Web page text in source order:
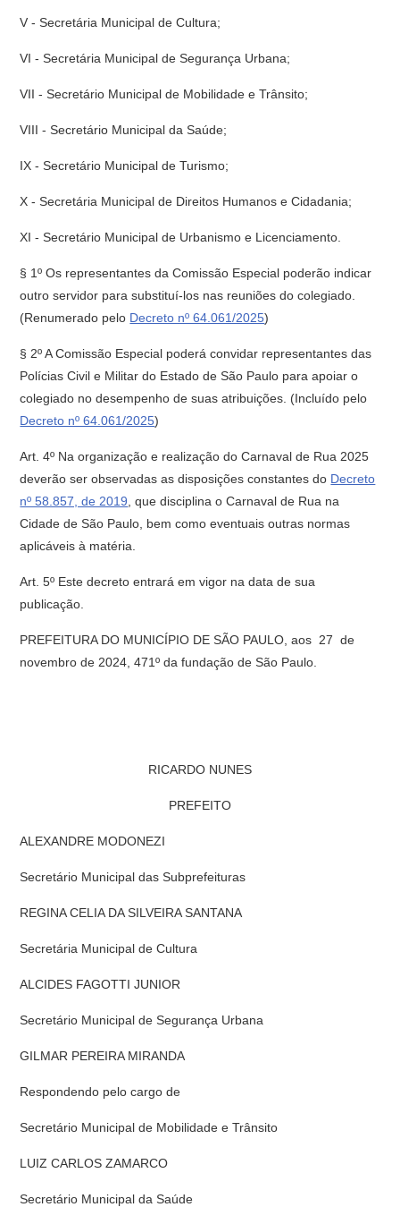
V - Secretária Municipal de Cultura;
VI - Secretária Municipal de Segurança Urbana;
VII - Secretário Municipal de Mobilidade e Trânsito;
VIII - Secretário Municipal da Saúde;
IX - Secretário Municipal de Turismo;
X - Secretária Municipal de Direitos Humanos e Cidadania;
XI - Secretário Municipal de Urbanismo e Licenciamento.
§ 1º Os representantes da Comissão Especial poderão indicar
outro servidor para substituí-los nas reuniões do colegiado.
(Renumerado pelo Decreto nº 64.061/2025)
§ 2º A Comissão Especial poderá convidar representantes das
Polícias Civil e Militar do Estado de São Paulo para apoiar o
colegiado no desempenho de suas atribuições. (Incluído pelo
Decreto nº 64.061/2025)
Art. 4º Na organização e realização do Carnaval de Rua 2025
deverão ser observadas as disposições constantes do Decreto
nº 58.857, de 2019 , que disciplina o Carnaval de Rua na
Cidade de São Paulo, bem como eventuais outras normas
aplicáveis à matéria.
Art. 5º Este decreto entrará em vigor na data de sua
publicação.
PREFEITURA DO MUNICÍPIO DE SÃO PAULO, aos 27 de
novembro de 2024, 471º da fundação de São Paulo.
RICARDO NUNES
PREFEITO
ALEXANDRE MODONEZI
Secretário Municipal das Subprefeituras
REGINA CELIA DA SILVEIRA SANTANA
Secretária Municipal de Cultura
ALCIDES FAGOTTI JUNIOR
Secretário Municipal de Segurança Urbana
GILMAR PEREIRA MIRANDA
Respondendo pelo cargo de
Secretário Municipal de Mobilidade e Trânsito
LUIZ CARLOS ZAMARCO
Secretário Municipal da Saúde